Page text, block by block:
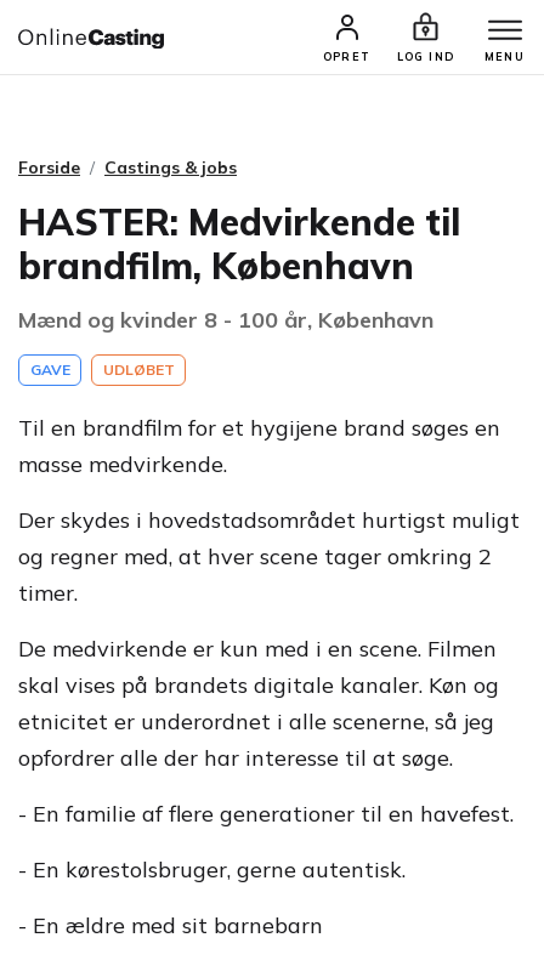
OPRET LOG IND MENU
CASTINGS & JOBS SØG PROFIL
Forside Castings & jobs
HASTER: Medvirkende til
brandfilm, København
Mænd og kvinder 8 - 100 år, København
GAVE UDLØBET
Til en brandfilm for et hygijene brand søges en
masse medvirkende.
Der skydes i hovedstadsområdet hurtigst muligt
og regner med, at hver scene tager omkring 2
timer.
De medvirkende er kun med i en scene. Filmen
skal vises på brandets digitale kanaler. Køn og
etnicitet er underordnet i alle scenerne, så jeg
opfordrer alle der har interesse til at søge.
- En familie af flere generationer til en havefest.
- En kørestolsbruger, gerne autentisk.
- En ældre med sit barnebarn